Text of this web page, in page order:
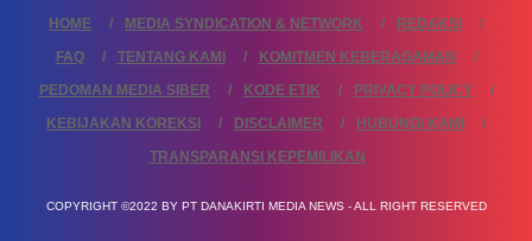
HOME MEDIA SYNDICATION & NETWORK
REDAKSI
FAQ
TENTANG KAMI
KOMITMEN KEBERAGAMAN
PEDOMAN MEDIA SIBER
KODE ETIK
PRIVACY POLICY
KEBIJAKAN KOREKSI
DISCLAIMER
HUBUNGI KAMI
TRANSPARANSI KEPEMILIKAN
COPYRIGHT ©2022 BY PT DANAKIRTI MEDIA NEWS - ALL RIGHT RESERVED